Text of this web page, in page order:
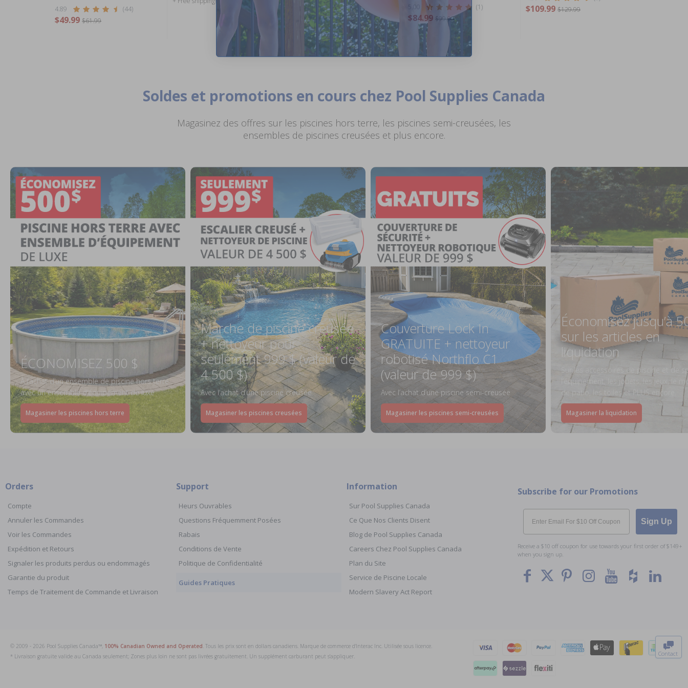
Contact
4.89 (44)
$49.99 $61.99
5.00 (1)
$84.99 $99.99
$109.99 $129.99
Soldes et promotions en cours chez Pool Supplies Canada
Magasinez des offres sur les piscines hors terre, les piscines semi-creusées, les
ensembles de piscines creusées et plus encore.
ÉCONOMISEZ 500 $
À l’achat d’un ensemble de piscine hors terre
avec un ensemble d’équipement de luxe
Magasiner les piscines hors terre
Marche de piscine creusée
+ nettoyeur pour
seulement 999 $ (valeur de
4 500 $)
Avec l’achat d’une piscine creusée
Magasiner les piscines creusées
Couverture Lock In
GRATUITE + nettoyeur
robotisé Northflo C1
(valeur de 999 $)
Avec l’achat d’une piscine semi-creusée
Magasiner les piscines semi-creusées
Économisez jusqu’à
sur les articles en
liquidation
Sur les accessoires de piscine et de
l’équipement, les jouets, les jeux, le
de patio, les toiles et PLUS encore.
Magasiner la liquidation
Orders
Compte
Annuler les Commandes
Voir les Commandes
Expédition et Retours
Signaler les produits perdus ou endommagés
Garantie du produit
Temps de Traitement de Commande et Livraison
Support
Heurs Ouvrables
Questions Fréquemment Posées
Rabais
Conditions de Vente
Politique de Confidentialité
Guides Pratiques
Information
Sur Pool Supplies Canada
Ce Que Nos Clients Disent
Blog de Pool Supplies Canada
Careers Chez Pool Supplies Canada
Plan du Site
Service de Piscine Locale
Modern Slavery Act Report
Subscribe for our Promotions
Email
Sign Up
Receive a $10 off coupon for use towards your first order of $149+
when you sign up.
© 2009 - 2026 Pool Supplies Canada™, 100% Canadian Owned and Operated . Tous les prix sont en dollars canadiens. Marque de commerce d'Interac Inc. Utilisée sous licence.
* Livraison gratuite valide au Canada seulement; Zones plus loin ne sont pas livrées gratuitement. Un supplément carburant peut s'appliquer.